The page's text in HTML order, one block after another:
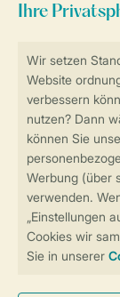
Sicher und
Sichere
Sicheres